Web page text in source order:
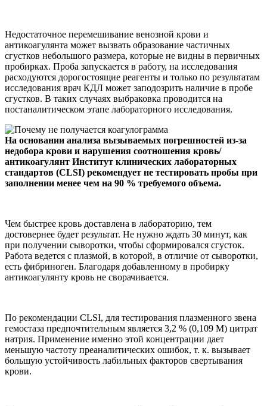
Недостаточное перемешивание венозной крови и
антикоагулянта может вызвать образование частичных
сгустков небольшого размера, которые не видны в первичных
пробирках. Проба запускается в работу, на исследования
расходуются дорогостоящие реагенты и только по результатам
исследования врач КДЛ может заподозрить наличие в пробе
сгустков. В таких случаях выбраковка проводится на
постаналитическом этапе лабораторного исследования.
На основании анализа вызываемых погрешностей из-за
недобора крови и нарушения соотношения кровь/
антикоагулянт Институт клинических лабораторных
стандартов (CLSI) рекомендует не тестировать пробы при
заполнении менее чем на 90 % требуемого объема.
Чем быстрее кровь доставлена в лабораторию, тем
достовернее будет результат. Не нужно ждать 30 минут, как
при получении сыворотки, чтобы сформировался сгусток.
Работа ведется с плазмой, в которой, в отличие от сыворотки,
есть фибриноген. Благодаря добавленному в пробирку
антикоагулянту кровь не сворачивается.
По рекомендации CLSI, для тестирования плазменного звена
гемостаза предпочтительным является 3,2 % (0,109 М) цитрат
натрия. Применение именно этой концентрации дает
меньшую частоту преаналитических ошибок, т. к. вызывает
большую устойчивость лабильных факторов свертывания
крови.